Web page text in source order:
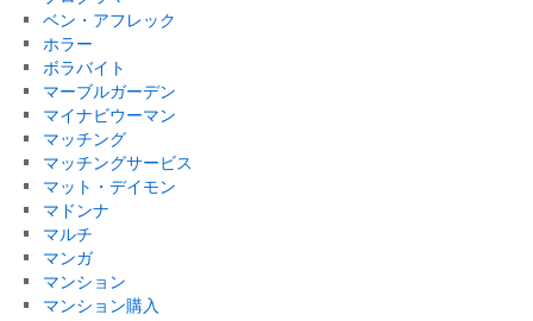
ベン・アフレック
ホラー
ボラバイト
マーブルガーデン
マイナビウーマン
マッチング
マッチングサービス
マット・デイモン
マドンナ
マルチ
マンガ
マンション
マンション購入